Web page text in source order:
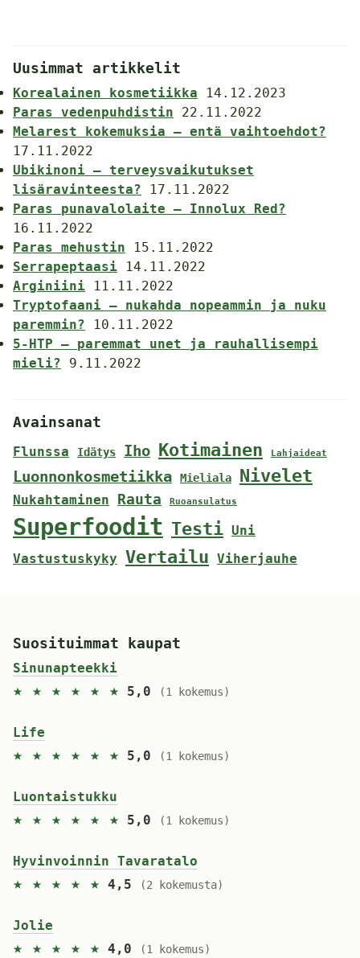
Uusimmat artikkelit
Korealainen kosmetiikka
14.12.2023
Paras vedenpuhdistin
22.11.2022
Melarest kokemuksia – entä vaihtoehdot?
17.11.2022
Ubikinoni – terveysvaikutukset
lisäravinteesta?
17.11.2022
Paras punavalolaite – Innolux Red?
16.11.2022
Paras mehustin
15.11.2022
Serrapeptaasi
14.11.2022
Arginiini
11.11.2022
Tryptofaani – nukahda nopeammin ja nuku
paremmin?
10.11.2022
5-HTP – paremmat unet ja rauhallisempi
mieli?
9.11.2022
Avainsanat
Flunssa Idätys Iho Kotimainen Lahjaideat
Luonnonkosmetiikka Mieliala Nivelet
Nukahtaminen Rauta Ruoansulatus
Superfoodit Testi Uni
Vastustuskyky Vertailu Viherjauhe
Suosituimmat kaupat
Sinunapteekki
★ ★ ★ ★ ★ ★ 5,0 (1 kokemus)
Life
★ ★ ★ ★ ★ ★ 5,0 (1 kokemus)
Luontaistukku
★ ★ ★ ★ ★ ★ 5,0 (1 kokemus)
Hyvinvoinnin Tavaratalo
★ ★ ★ ★ ★ 4,5 (2 kokemusta)
Jolie
★ ★ ★ ★ ★ 4,0 (1 kokemus)